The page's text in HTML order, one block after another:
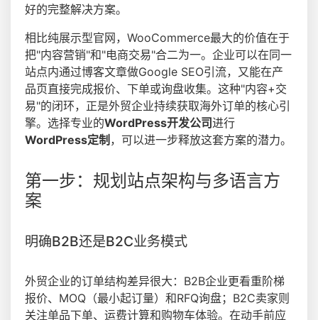
好的完整解决方案。
相比纯展示型官网，WooCommerce最大的价值在于
把"内容营销"和"电商交易"合二为一。企业可以在同一
站点内通过博客文章做Google SEO引流，又能在产
品页直接完成报价、下单或询盘收集。这种"内容+交
易"的闭环，正是外贸企业持续获取海外订单的核心引
擎。选择专业的WordPress开发公司进行
WordPress定制 ，可以进一步释放这套方案的潜力。
第一步：规划站点架构与多语言方
案
明确B2B还是B2C业务模式
外贸企业的订单结构差异很大：B2B企业更看重阶梯
报价、MOQ（最小起订量）和RFQ询盘；B2C卖家则
关注单品下单、运费计算和购物车体验。在动手前应